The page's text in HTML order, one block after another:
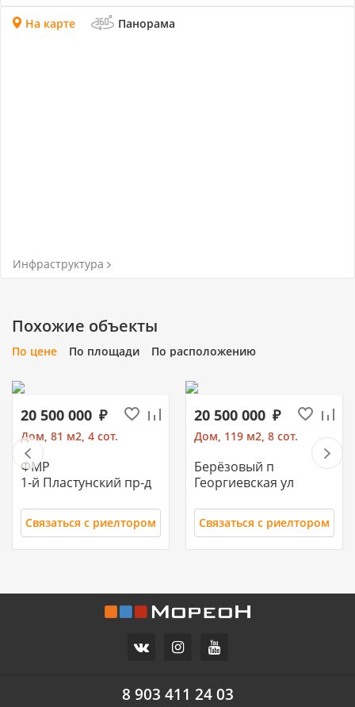
На карте Панорама
Инфраструктура
Похожие объекты
По цене По площади По расположению
20 500 000
Дом, 81 м2, 4 сот.
ФМР
1-й Пластунский пр-д
Связаться с риелтором
20 500 000
Дом, 119 м2, 8 сот.
Берёзовый п
Георгиевская ул
Связаться с риелтором
10 500 000
Дом, 71 м2, 3 сот.
8 903 411 24 03